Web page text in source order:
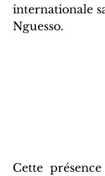
internationale
Nguesso.
Cette